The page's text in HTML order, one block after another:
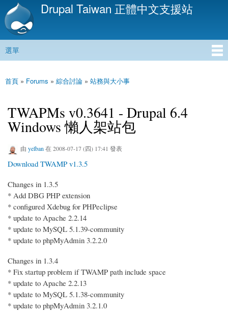
移
內
Drupal Taiwan 正體中文支援站
主選單
選單
您在這裡
首頁 » Forums » 綜合討論 » 站務與大小事
TWAPMs v0.3641 - Drupal 6.4
Windows 懶人架站包
由 yelban 在 2008-07-17 (四) 17:41 發表
Download TWAMP v1.3.5
Changes in 1.3.5
* Add DBG PHP extension
* configured Xdebug for PHPeclipse
* update to Apache 2.2.14
* update to MySQL 5.1.39-community
* update to phpMyAdmin 3.2.2.0
Changes in 1.3.4
* Fix startup problem if TWAMP path include space
* update to Apache 2.2.13
* update to MySQL 5.1.38-community
* update to phpMyAdmin 3.2.1.0